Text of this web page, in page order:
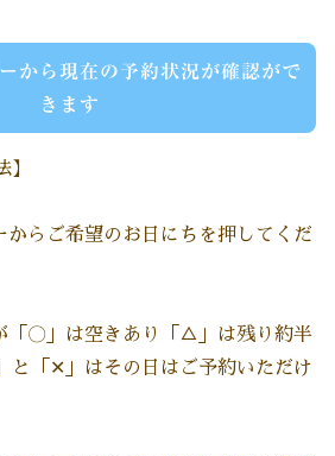
から現在の予約状況が確認がで
きます
】
からご希望のお日にちを押してくだ
「〇」は空きあり「△」は残り約半
と「✕」はその日はご予約いただけ